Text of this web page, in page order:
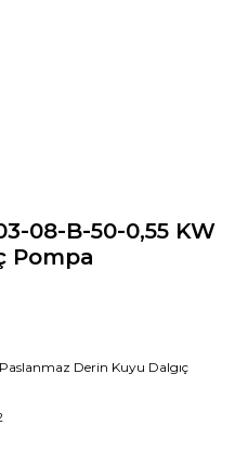
08-B-50-0,55 KW
Pompa
Derin Kuyu Dalgıç